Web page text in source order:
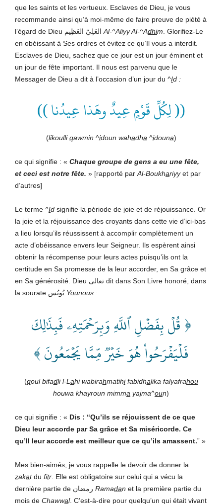
que les saints et les vertueux. Esclaves de Dieu, je vous
recommande ainsi qu’à moi-même de faire preuve de piété à
Al-^Aliyy Al-^Adhim . Glorifiez-Le
en obéissant à Ses ordres et évitez ce qu’Il vous a interdit.
Esclaves de Dieu, sachez que ce jour est un jour éminent et
un jour de fête important. Il nous est parvenu que le
Messager de Dieu a dit à l’occasion d’un jour du ^Id :
(( لِكُلِّ قَوْمٍ عِيدٌ وهَذا عِيدُنا ))
(likoulliqawmin ^idoun wahadha ^idouna)
ce qui signifie : « Chaque groupe de gens a eu une fête,
et ceci est notre fête. » [rapporté par Al-Boukhariyyet par
d’autres]
Le terme ^Id signifie la période de joie et de réjouissance. Or
la joie et la réjouissance des croyants dans cette vie d’ici-bas
a lieu lorsqu’ils réussissent à accomplir complètement un
acte d’obéissance envers leur Seigneur. Ils espèrent ainsi
obtenir la récompense pour leurs actes puisqu’ils ont la
certitude en Sa promesse de la leur accorder, en Sa grâce et
en Sa générosité. Dieu تعالى dit dans Son Livre honoré, dans
la sourate يُونُس Younous :
﴿ قُلۡ بِفَضۡلِ ٱللَّهِ وَبِرَحۡمَتِهِۦ فَبِذَٰلِكَ
فَلۡيَفۡرَحُواْ هُوَ خَيۡرٞ مِّمَّا يَجۡمَعُونَ ﴾
(qoul bifadli l-L ahi wabirahmatihifabidhalika falyafrahou
houwa khayroun mimma yajma^oun)
ce qui signifie : « Dis : “Qu’ils se réjouissent de ce que
Dieu leur accorde par Sa grâce et Sa miséricorde. Ce
qu’Il leur accorde est meilleur que ce qu’ils amassent.” »
Mes bien-aimés, je vous rappelle le devoir de donner la
zakatdu fitr . Elle est obligatoire sur celui qui a vécu la
dernière partie de رمضان Ramadan et la première partie du
mois de Chawwal. C’est-à-dire pour quelqu’un qui était vivant